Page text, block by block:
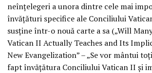
neînţelegeri a unora dintre cele mai
învăţături specifice ale Conciliului
susţine într-o nouă carte a sa („Will
Vatican II Actually Teaches and Its
New Evangelization” – „Se vor mântui
fapt învăţătura Conciliului Vatican II şi